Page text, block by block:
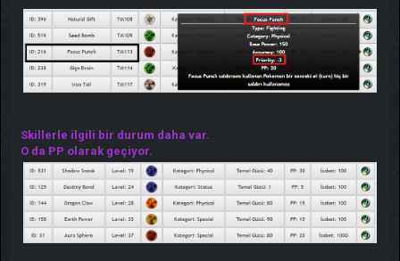
Skillerle ilgili bir durum daha var.
O da PP olarak geçiyor.